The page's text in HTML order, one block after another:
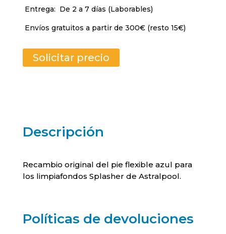
Entrega: De 2 a 7 días (Laborables)
Envíos gratuitos a partir de 300€ (resto 15€)
Solicitar precio
Descripción
Recambio original del pie flexible azul para
los limpiafondos Splasher de Astralpool.
Políticas de devoluciones